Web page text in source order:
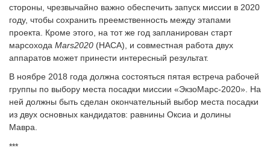
стороны, чрезвычайно важно обеспечить запуск миссии в 2020
году, чтобы сохранить преемственность между этапами
проекта. Кроме этого, на тот же год запланирован старт
марсохода Mars2020 (НАСА), и совместная работа двух
аппаратов может принести интересный результат.
В ноябре 2018 года должна состояться пятая встреча рабочей
группы по выбору места посадки миссии «ЭкзоМарс-2020». На
ней должны быть сделан окончательный выбор места посадки
из двух основных кандидатов: равнины Оксиа и долины
Мавра.
***